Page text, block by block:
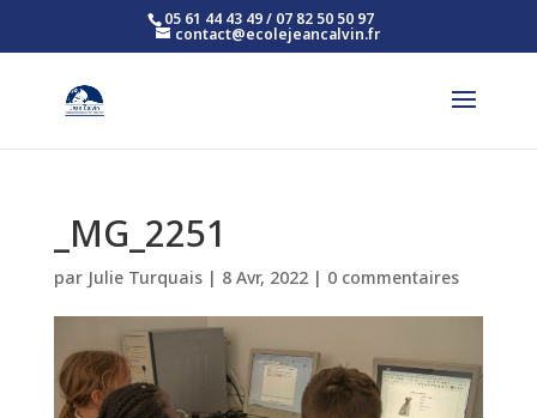
05 61 44 43 49 / 07 82 50 50 97
contact@ecolejeancalvin.fr
_MG_2251
par Julie Turquais| 8 Avr, 2022| 0 commentaires